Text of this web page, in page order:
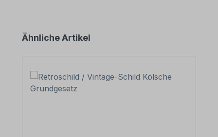
Produktgalerie überspringen
Ähnliche Artikel